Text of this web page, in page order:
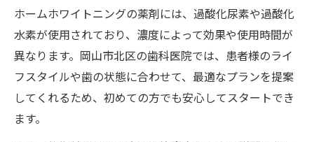
専門家がすすめるホームホワイトニング選
び
初めてでも安心な低濃度ホワイトニング法
低濃度ホームホワイトニングの始め方と注
ホームホワイトニングの薬剤には、過酸化尿素や過酸化
水素が使用されており、濃度によって効果や使用時間が
異なります。岡山市北区の歯科医院では、患者様のライ
フスタイルや歯の状態に合わせて、最適なプランを提案
してくれるため、初めての方でも安心してスタートでき
ます。